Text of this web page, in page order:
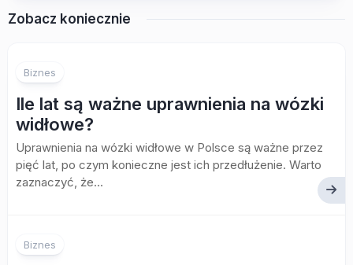
Zobacz koniecznie
Biznes
Ile lat są ważne uprawnienia na wózki
widłowe?
Uprawnienia na wózki widłowe w Polsce są ważne przez
pięć lat, po czym konieczne jest ich przedłużenie. Warto
zaznaczyć, że...
Biznes